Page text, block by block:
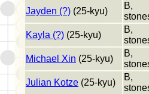
Jayden (?) (25-kyu)
B,
Kayla (?) (25-kyu)
B,
Michael Xin (25-kyu)
B,
Julian Kotze (25-kyu)
B,